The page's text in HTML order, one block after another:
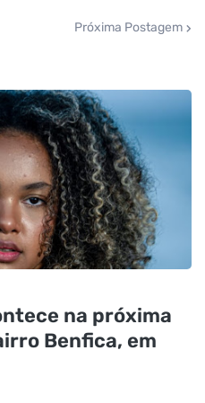
Próxima Postagem
na próxima
Benfica, em